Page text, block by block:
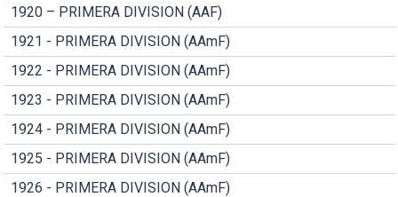
1920 – PRIMERA DIVISION (AAF)
1921 - PRIMERA DIVISION (AAmF)
1922 - PRIMERA DIVISION (AAmF)
1923 - PRIMERA DIVISION (AAmF)
1924 - PRIMERA DIVISION (AAmF)
1925 - PRIMERA DIVISION (AAmF)
1926 - PRIMERA DIVISION (AAmF)